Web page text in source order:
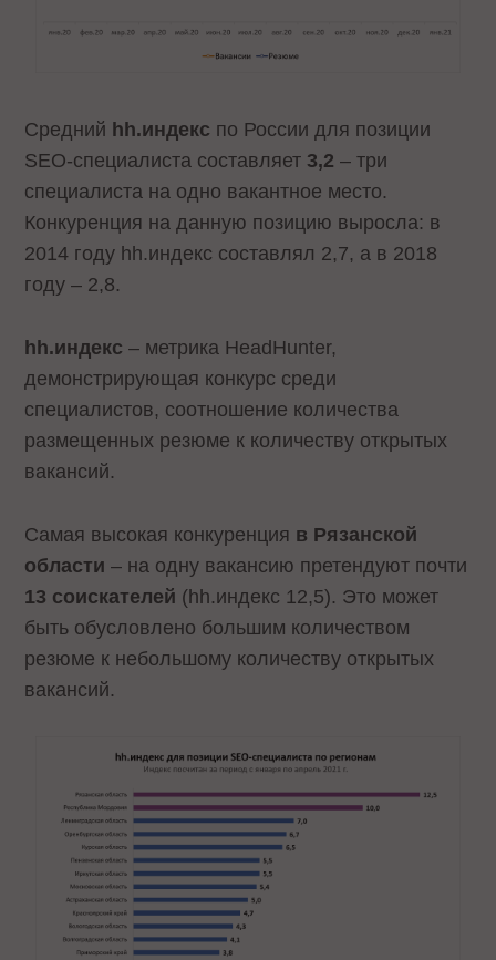
Средний hh.индекс по России для позиции
SEO-специалиста составляет 3,2 – три
специалиста на одно вакантное место.
Конкуренция на данную позицию выросла: в
2014 году hh.индекс составлял 2,7, а в 2018
году – 2,8.
hh.индекс – метрика HeadHunter,
демонстрирующая конкурс среди
специалистов, соотношение количества
размещенных резюме к количеству открытых
вакансий.
Самая высокая конкуренция в Рязанской
области – на одну вакансию претендуют почти
13 соискателей (hh.индекс 12,5). Это может
быть обусловлено большим количеством
резюме к небольшому количеству открытых
вакансий.